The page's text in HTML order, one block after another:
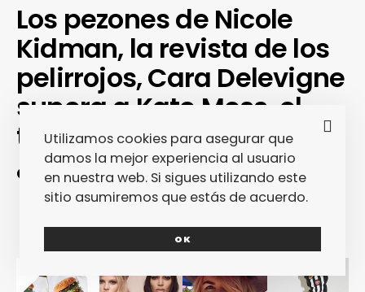
Los pezones de Nicole
Kidman, la revista de los
pelirrojos, Cara Delevigne
supera a Kate Moss, el
topless de Alexa Chung…
¿Ups o Downs?
Utilizamos cookies para asegurar que
damos la mejor experiencia al usuario
en nuestra web. Si sigues utilizando este
sitio asumiremos que estás de acuerdo.
OK